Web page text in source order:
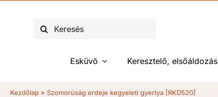
Keresés...
Esküvő Keresztelő, elsőáldozás
Kezdőlap » Szomorúság erdeje kegyeleti gyertya [RKD520]